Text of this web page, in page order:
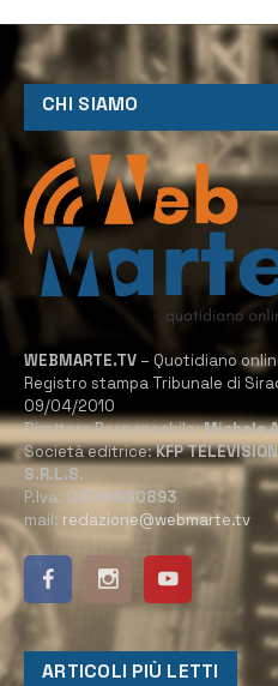
CHI SIAMO
WEBMARTE.TV – Quotidiano
Registro stampa Tribunale di
09/04/2010
Direttore Responsabile:Michele
Società editrice:KFP
S.R.L.S.
P.Iva: 02184950893
mail: redazione@webmarte.tv
ARTICOLI PIÙ LETTI